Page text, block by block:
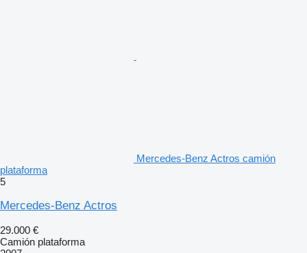
Mercedes-Benz Actros camión
plataforma
5
Mercedes-Benz Actros
29.000 €
Camión plataforma